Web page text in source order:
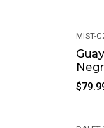
-
MIST-